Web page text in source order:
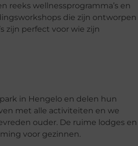
reeks wellnessprogramma’s en
die zijn ontworpen
zijn perfect voor wie zijn
in Hengelo en delen hun
met alle activiteiten en we
ouder. De ruime lodges en
voor gezinnen.